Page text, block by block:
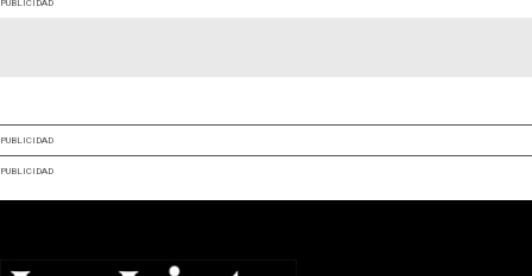
PUBLICIDAD
PUBLICIDAD
PUBLICIDAD